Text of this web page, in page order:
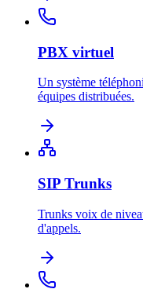
PBX virtuel
Un système
équipes distribuées.
SIP Trunks
Trunks voix de
d'appels.